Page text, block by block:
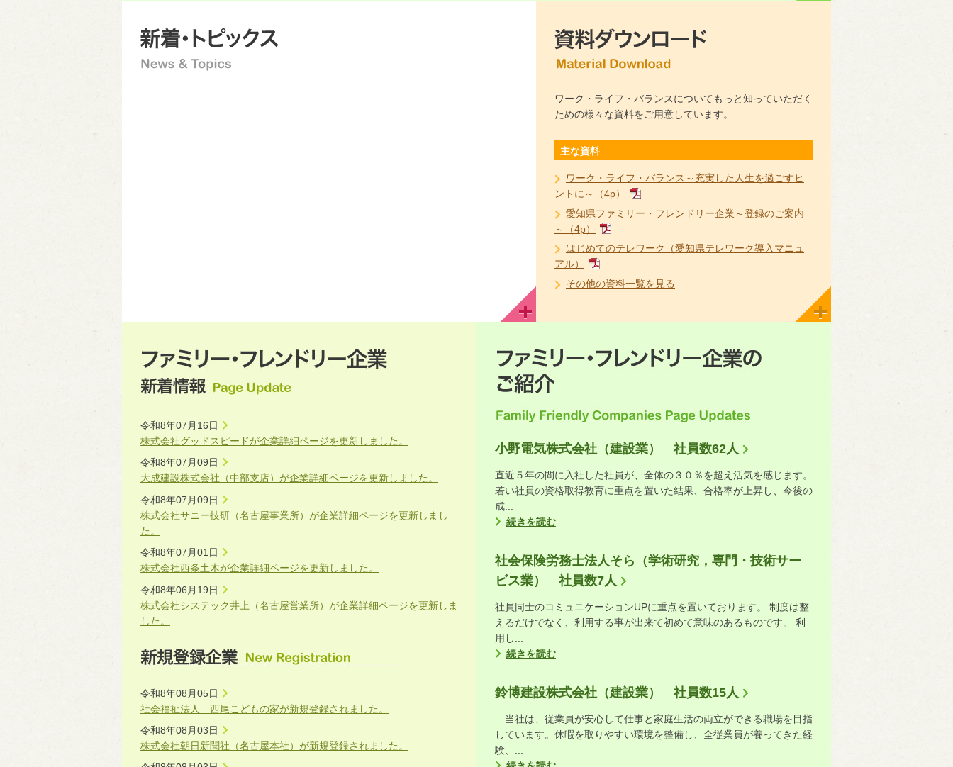
ワーク・ライフ・バランスについてもっと知っていただく
ための様々な資料をご用意しています。
主な資料
ワーク・ライフ・バランス～充実した人生を過ごすヒ
ントに～（4p）
愛知県ファミリー・フレンドリー企業～登録のご案内
～（4p）
はじめてのテレワーク（愛知県テレワーク導入マニュ
アル）
その他の資料一覧を見る
令和8年07月16日
株式会社グッドスピードが企業詳細ページを更新しました。
令和8年07月09日
大成建設株式会社（中部支店）が企業詳細ページを更新しました。
令和8年07月09日
株式会社サニー技研（名古屋事業所）が企業詳細ページを更新しまし
た。
令和8年07月01日
株式会社西条土木が企業詳細ページを更新しました。
令和8年06月19日
株式会社システック井上（名古屋営業所）が企業詳細ページを更新しま
した。
令和8年08月05日
社会福祉法人 西尾こどもの家が新規登録されました。
令和8年08月03日
株式会社朝日新聞社（名古屋本社）が新規登録されました。
小野電気株式会社（建設業） 社員数62人
直近５年の間に入社した社員が、全体の３０％を超え活気を感じます。
若い社員の資格取得教育に重点を置いた結果、合格率が上昇し、今後の
成...
続きを読む
社会保険労務士法人そら（学術研究，専門・技術サー
ビス業） 社員数7人
社員同士のコミュニケーションUPに重点を置いております。 制度は整
えるだけでなく、利用する事が出来て初めて意味のあるものです。 利
用し...
続きを読む
鈴博建設株式会社（建設業） 社員数15人
当社は、従業員が安心して仕事と家庭生活の両立ができる職場を目指
しています。休暇を取りやすい環境を整備し、全従業員が養ってきた経
験、...